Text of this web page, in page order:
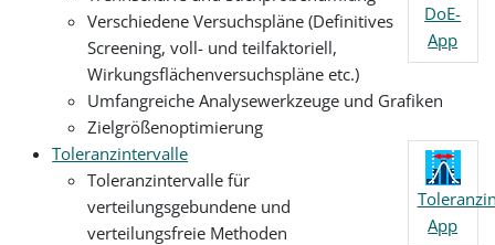
DoE-
App
Verschiedene Versuchspläne (Definitives
Screening, voll- und teilfaktoriell,
Wirkungsflächenversuchspläne etc.)
Umfangreiche Analysewerkzeuge und Grafiken
Zielgrößenoptimierung
App
Toleranzintervalle
Toleranzintervalle für
verteilungsgebundene und
verteilungsfreie Methoden